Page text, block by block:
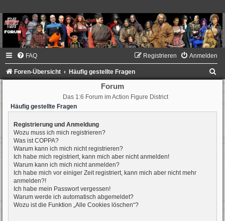
FAQ Anmelden
Registrieren
Foren-Übersicht Häufig gestellte Fragen
Forum
Das 1:6 Forum im Action Figure District
Häufig gestellte Fragen
Registrierung und Anmeldung
Wozu muss ich mich registrieren?
Was ist COPPA?
Warum kann ich mich nicht registrieren?
Ich habe mich registriert, kann mich aber nicht anmelden!
Warum kann ich mich nicht anmelden?
Ich habe mich vor einiger Zeit registriert, kann mich aber nicht mehr
anmelden?!
Ich habe mein Passwort vergessen!
Warum werde ich automatisch abgemeldet?
Wozu ist die Funktion „Alle Cookies löschen“?